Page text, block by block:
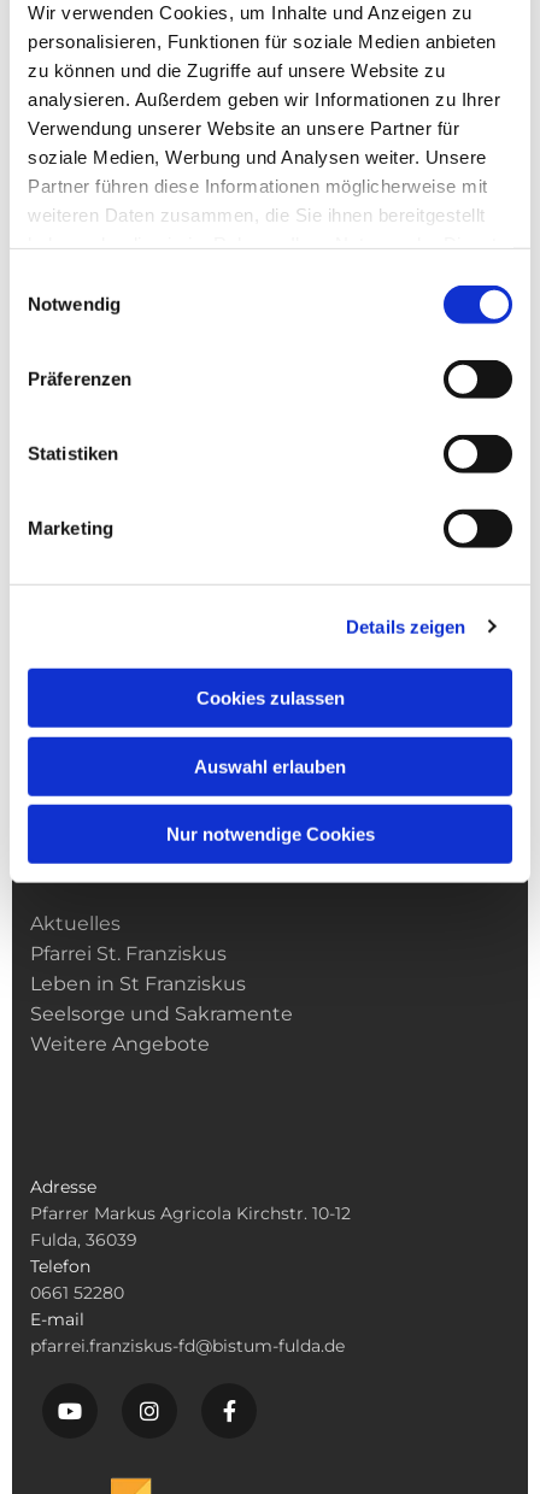
Wir verwenden Cookies, um Inhalte und Anzeigen zu
personalisieren, Funktionen für soziale Medien anbieten
zu können und die Zugriffe auf unsere Website zu
analysieren. Außerdem geben wir Informationen zu Ihrer
Verwendung unserer Website an unsere Partner für
soziale Medien, Werbung und Analysen weiter. Unsere
Partner führen diese Informationen möglicherweise mit
weiteren Daten zusammen, die Sie ihnen bereitgestellt
Notwendig
Präferenzen
Statistiken
Marketing
Details zeigen
Cookies zulassen
Auswahl erlauben
Nur notwendige Cookies
Dies könnte Sie auch
interessieren
Kirchengemeinde­­ St. Franziskus
Aktuelles
Pfarrei St. Franziskus
Leben in St Franziskus
Seelsorge und Sakramente
Weitere Angebote
Adresse
Pfarrer Markus Agricola Kirchstr. 10-12
Fulda, 36039
Telefon
0661 52280
E-mail
pfarrei.franziskus-fd@bistum-fulda.de